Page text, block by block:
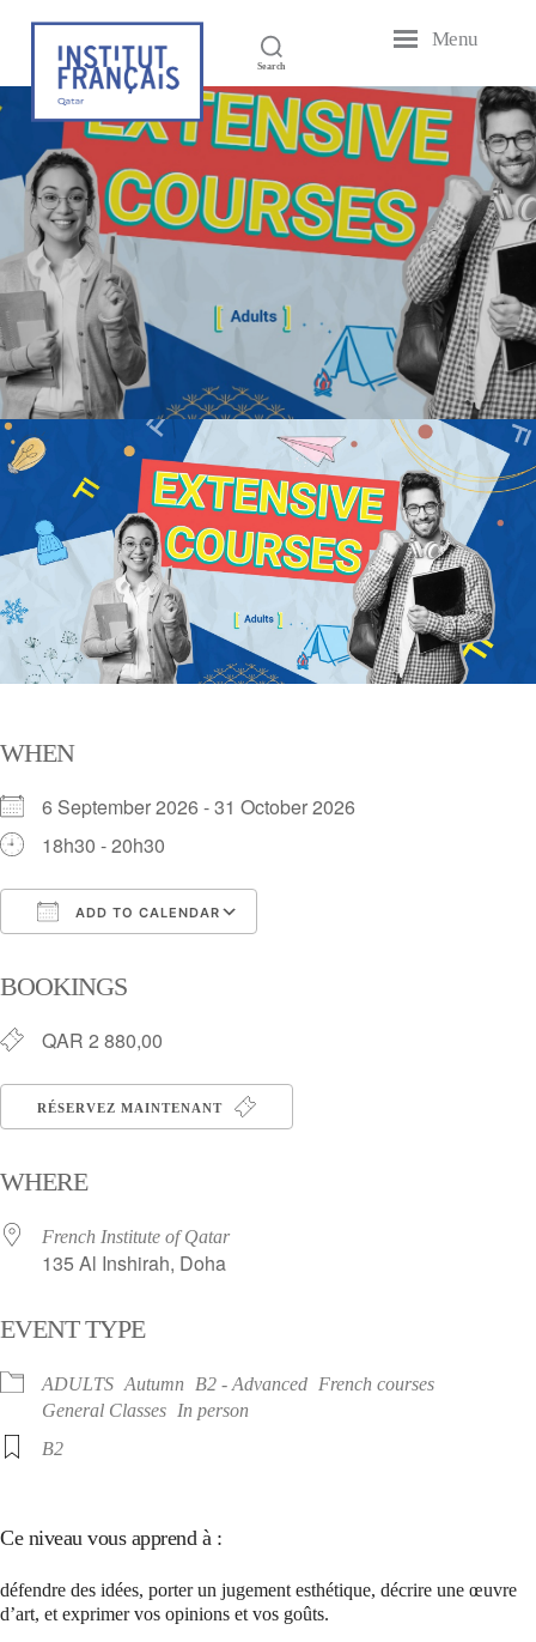
Search
French
Institute
Qatar
Menu
WHEN
6 September 2026 - 31 October 2026
18h30 - 20h30
ADD TO CALENDAR
BOOKINGS
QAR 2 880,00
RÉSERVEZ MAINTENANT
WHERE
French Institute of Qatar
135 Al Inshirah, Doha
EVENT TYPE
ADULTS Autumn B2 - Advanced French courses
General Classes In person
B2
Ce niveau vous apprend à :
défendre des idées, porter un jugement esthétique, décrire une œuvre
d’art, et exprimer vos opinions et vos goûts.